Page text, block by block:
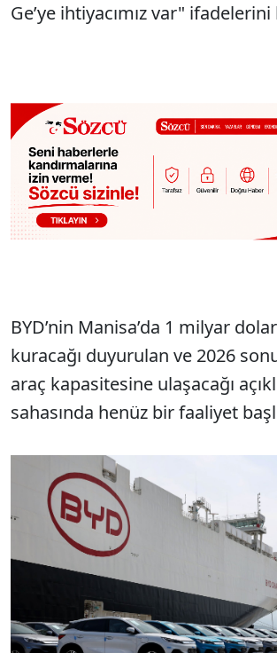
Ge’ye ihtiyacımız var" ifadelerini
BYD’nin Manisa’da 1 milyar
kuracağı duyurulan ve 2026
araç kapasitesine ulaşacağı
sahasında henüz bir faaliyet